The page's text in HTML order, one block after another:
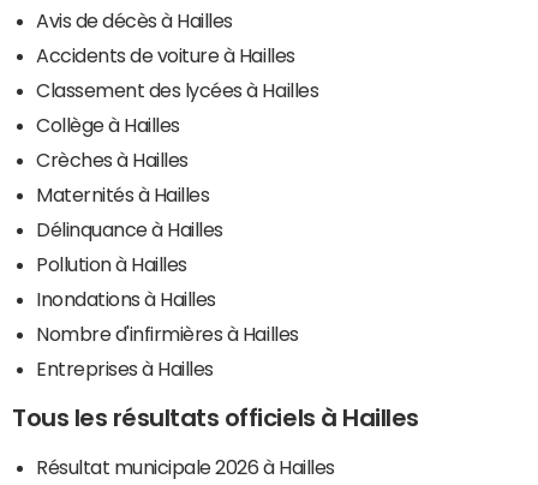
Avis de décès à Hailles
Accidents de voiture à Hailles
Classement des lycées à Hailles
Collège à Hailles
Crèches à Hailles
Maternités à Hailles
Délinquance à Hailles
Pollution à Hailles
Inondations à Hailles
Nombre d'infirmières à Hailles
Entreprises à Hailles
Tous les résultats officiels à Hailles
Résultat municipale 2026 à Hailles